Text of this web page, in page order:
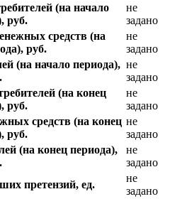
(на начало
руб.
не
задано
средств (на
руб.
не
задано
(на начало периода), не
задано
(на конец
руб.
не
задано
средств (на конец
руб.
не
задано
(на конец периода),
не
задано
претензий, ед.
не
задано